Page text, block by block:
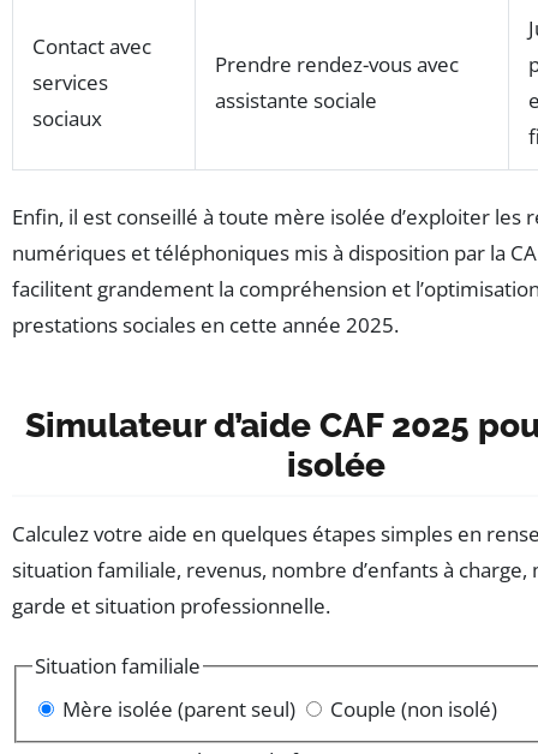
Contact avec
services
sociaux
Prendre rendez-vous avec
assistante sociale
Enfin, il est conseillé à toute mère isolée d’exploiter les
numériques et téléphoniques mis à disposition par la
facilitent grandement la compréhension et
prestations sociales en cette année 2025.
Simulateur d’aide CAF 2025
isolée
Calculez votre aide en quelques étapes simples en
situation familiale, revenus, nombre d’enfants à charge,
garde et situation professionnelle.
Situation familiale
Mère isolée (parent seul)
Couple (non isolé)